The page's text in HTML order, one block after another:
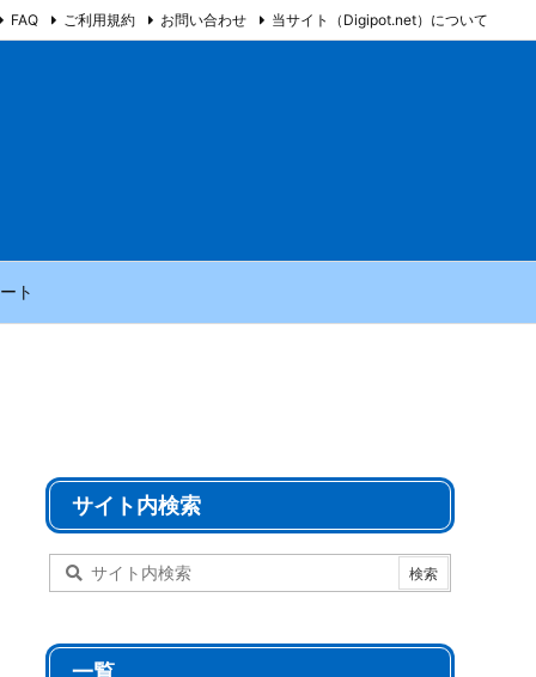
ト
FAQ ご利用規約 お問い合わせ 当サイト（Digipot.net）について
サイト内検索
一覧